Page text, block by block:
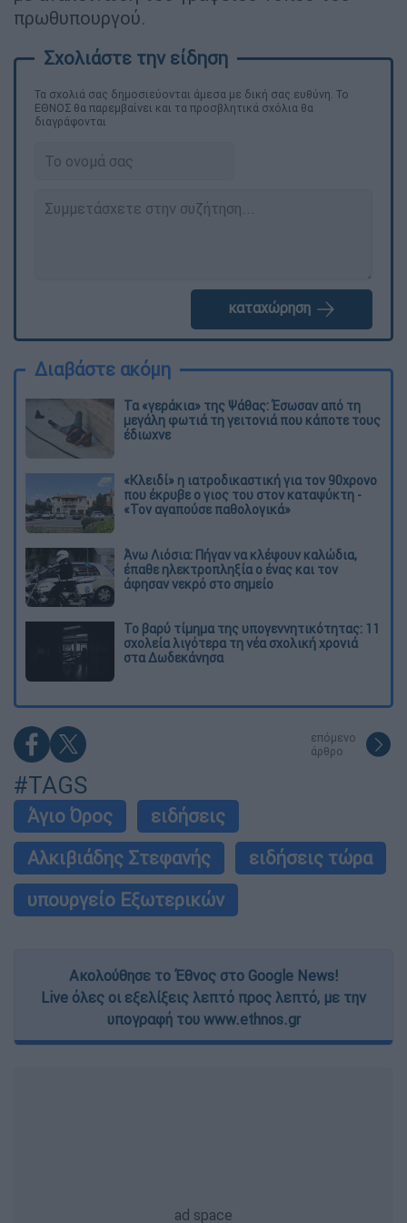
πρωθυπουργού.
Τα σχολιά σας δημοσιεύονται άμεσα με δική σας ευθύνη. Το
ΕΘΝΟΣ θα παρεμβαίνει και τα προσβλητικά σχόλια θα
διαγράφονται
καταχώρηση
Διαβάστε ακόμη
Τα «γεράκια» της Ψάθας: Έσωσαν από τη
μεγάλη φωτιά τη γειτονιά που κάποτε τους
έδιωχνε
«Κλειδί» η ιατροδικαστική για τον 90χρονο
που έκρυβε ο γιος του στον καταψύκτη -
«Τον αγαπούσε παθολογικά»
Άνω Λιόσια: Πήγαν να κλέψουν καλώδια,
έπαθε ηλεκτροπληξία ο ένας και τον
άφησαν νεκρό στο σημείο
Το βαρύ τίμημα της υπογεννητικότητας: 11
σχολεία λιγότερα τη νέα σχολική χρονιά
στα Δωδεκάνησα
επόμενο
άρθρο
#TAGS
Άγιο Όρος
ειδήσεις
Αλκιβιάδης Στεφανής
ειδήσεις τώρα
υπουργείο Εξωτερικών
Ακολούθησε το Έθνος στο Google News!
Live όλες οι εξελίξεις λεπτό προς λεπτό, με την
υπογραφή του www.ethnos.gr